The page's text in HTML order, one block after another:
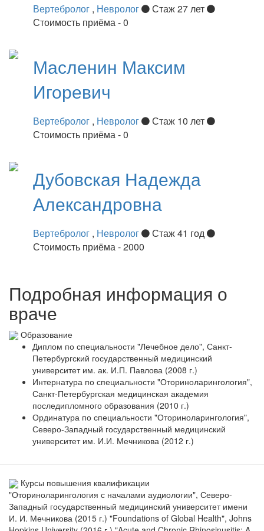
Вертебролог , Невролог
Стаж 27 лет
Стоимость приёма - 0
Масленин Максим
Игоревич
Вертебролог , Невролог
Стаж 10 лет
Стоимость приёма - 0
Дубовская Надежда
Александровна
Вертебролог , Невролог
Стаж 41 год
Стоимость приёма - 2000
Подробная информация о
враче
Образование
Диплом по специальности "Лечебное дело", Санкт-
Петербургский государственный медицинский
университет им. ак. И.П. Павлова (2008 г.)
Интернатура по специальности "Оториноларингология",
Санкт-Петербургская медицинская академия
последипломного образования (2010 г.)
Ординатура по специальности "Оториноларингология",
Северо-Западный государственный медицинский
университет им. И.И. Мечникова (2012 г.)
Курсы повышения квалификации
"Оториноларингология с началами аудиологии", Северо-
Западный государственный медицинский университет имени
И. И. Мечникова (2015 г.) "Foundations of Global Health", Johns